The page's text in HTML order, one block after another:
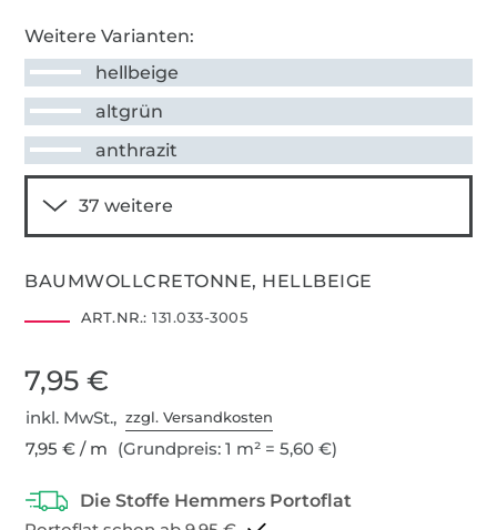
Weitere Varianten:
hellbeige
altgrün
anthrazit
BAUMWOLLCRETONNE, HELLBEIGE
ART.NR.: 131.033-3005
7,95 €
inkl. MwSt.,zzgl. Versandkosten
7,95 € / m (Grundpreis: 1 m² = 5,60 €)